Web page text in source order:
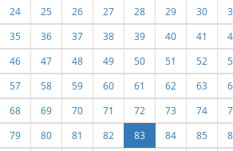
24
25 26 27 28 29 30
35
36 37 38 39 40 41
46
47 48 49 50 51 52
57
58 59 60 61 62 63
68
69 70 71 72 73 74
79
80 81 82 83 84 85